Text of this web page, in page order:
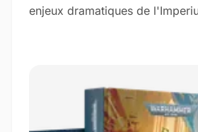
enjeux dramatiques de